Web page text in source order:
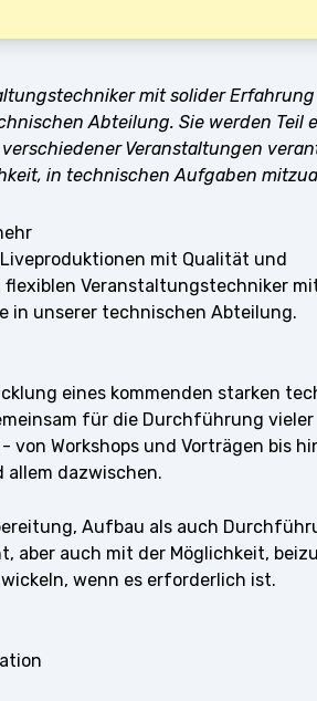
mit solider
Abteilung. Sie werden Teil
Veranstaltungen
in technischen Aufgaben
mit Qualität und
Veranstaltungstechniker
in unserer technischen Abteilung.
eines kommenden starken
für die Durchführung vieler
Workshops und Vorträgen bis
allem dazwischen.
Aufbau als auch
aber auch mit der Möglichkeit,
wenn es erforderlich ist.